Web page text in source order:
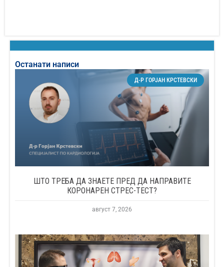
Останати написи
Д-Р ГОРЈАН КРСТЕВСКИ
ШТО ТРЕБА ДА ЗНАЕТЕ ПРЕД ДА НАПРАВИТЕ
КОРОНАРЕН СТРЕС-ТЕСТ?
август 7, 2026